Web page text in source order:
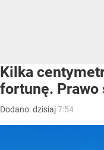
Kilka
fortunę. Prawo
Dodano:dzisiaj7:54